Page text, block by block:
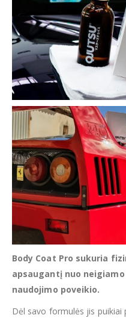
Body Coat Pro sukuria
apsaugantį nuo
naudojimo poveikio.
Dėl savo formulės jis